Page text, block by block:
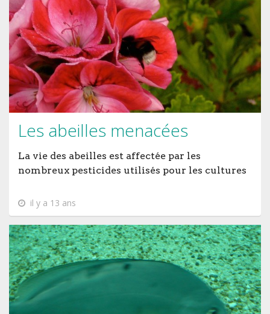
Les abeilles menacées
La vie des abeilles est affectée par les
nombreux pesticides utilisés pour les cultures
il y a 13 ans